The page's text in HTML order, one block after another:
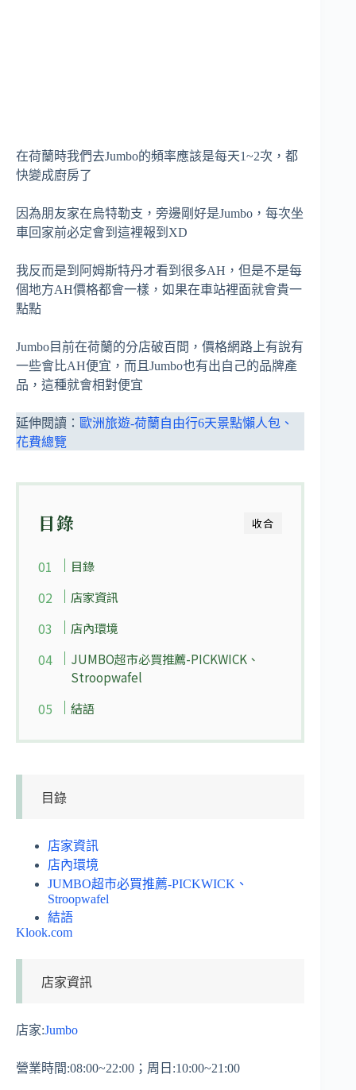
在荷蘭時我們去Jumbo的頻率應該是每天1~2次，都
快變成廚房了
因為朋友家在烏特勒支，旁邊剛好是Jumbo，每次坐
車回家前必定會到這裡報到XD
我反而是到阿姆斯特丹才看到很多AH，但是不是每
個地方AH價格都會一樣，如果在車站裡面就會貴一
點點
Jumbo目前在荷蘭的分店破百間，價格網路上有說有
一些會比AH便宜，而且Jumbo也有出自己的品牌產
品，這種就會相對便宜
延伸閱讀： 歐洲旅遊-荷蘭自由行6天景點懶人包、
花費總覽
收合
目錄
目錄
店家資訊
店內環境
JUMBO超市必買推薦-PICKWICK、
Stroopwafel
結語
目錄
店家資訊
店內環境
JUMBO超市必買推薦-PICKWICK、
Stroopwafel
結語
Klook.com
店家資訊
店家:Jumbo
營業時間:08:00~22:00；周日:10:00~21:00